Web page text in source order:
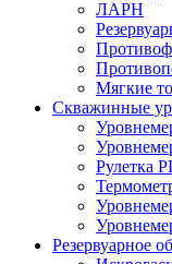
ЛАРН
Мягкие
Скважинные
Рулетка
Резервуарное